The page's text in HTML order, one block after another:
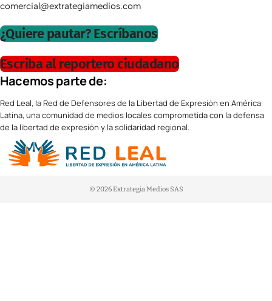
comercial@extrategiamedios.com
¿Quiere pautar? Escríbanos
Escriba al reportero ciudadano
Hacemos parte de:
Red Leal, la Red de Defensores de la Libertad de Expresión en América
Latina, una comunidad de medios locales comprometida con la defensa
de la libertad de expresión y la solidaridad regional.
© 2026 Extrategia Medios SAS